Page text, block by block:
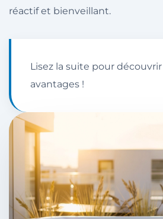
réactif et bienveillant.
Lisez la suite pour
avantages !